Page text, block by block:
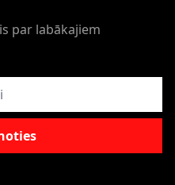
par labākajiem